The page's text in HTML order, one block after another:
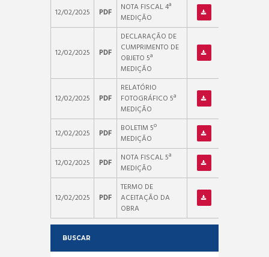
12/02/2025
PDF
NOTA FISCAL 4ª
MEDIÇÃO
12/02/2025 PDF
DECLARAÇÃO DE
CUMPRIMENTO DE
OBJETO 5ª
MEDIÇÃO
12/02/2025 PDF
RELATÓRIO
FOTOGRÁFICO 5ª
MEDIÇÃO
12/02/2025
PDF
BOLETIM 5º
MEDIÇÃO
12/02/2025
PDF
NOTA FISCAL 5ª
MEDIÇÃO
12/02/2025 PDF
TERMO DE
ACEITAÇÃO DA
OBRA
BUSCAR